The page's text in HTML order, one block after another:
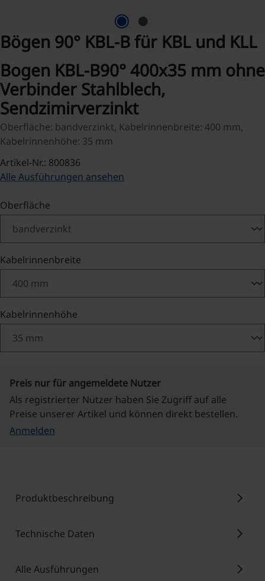
Bögen 90° KBL-B für KBL und KLL
Bogen KBL-B90° 400x35 mm ohne
Verbinder Stahlblech,
Sendzimirverzinkt
Oberfläche: bandverzinkt, Kabelrinnenbreite: 400 mm,
Kabelrinnenhöhe: 35 mm
Artikel-Nr.: 800836
Alle Ausführungen ansehen
Oberfläche
Kabelrinnenbreite
Kabelrinnenhöhe
Preis nur für angemeldete Nutzer
Als registrierter Nutzer haben Sie Zugriff auf alle
Preise unserer Artikel und können direkt bestellen.
Anmelden
Produktbeschreibung chevron_right
Technische Daten chevron_right
Alle Ausführungen chevron_right